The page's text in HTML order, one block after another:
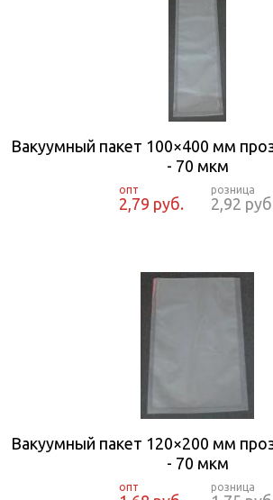
Вакуумный пакет 100×400 мм
- 70 мкм
2,79 руб. 2,92
Вакуумный пакет 120×200 мм
- 70 мкм